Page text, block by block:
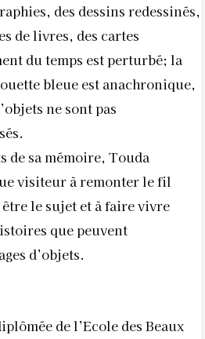
des dessins redessinés,
de livres, des cartes
du temps est perturbé; la
bleue est anachronique,
ne sont pas
de sa mémoire, Touda
visiteur à remonter le fil
le sujet et à faire vivre
que peuvent
d’objets.
de l’Ecole des Beaux